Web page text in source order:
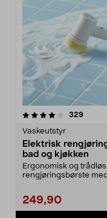
329
Vaskeutstyr
Elektrisk
bad og kjøkken
Ergonomisk og trådløs
rengjøringsbørste
249,90
4.5 av 5 stjerner